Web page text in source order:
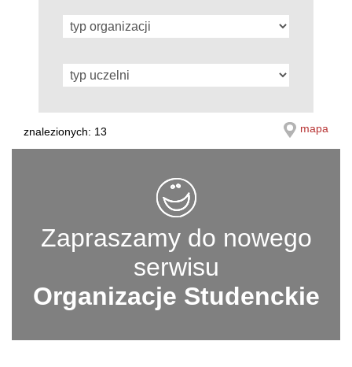
znalezionych: 13 mapa
Zapraszamy do nowego
serwisu
Organizacje Studenckie